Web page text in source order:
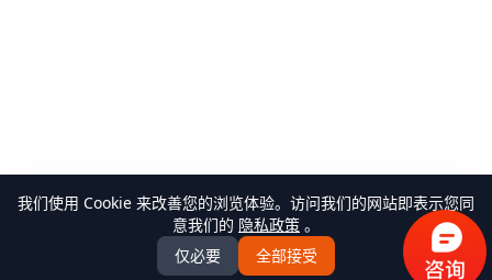
我们使用 Cookie 来改善您的浏览体验。访问我们的网站即表示您同
意我们的 隐私政策 。
仅必要
全部接受